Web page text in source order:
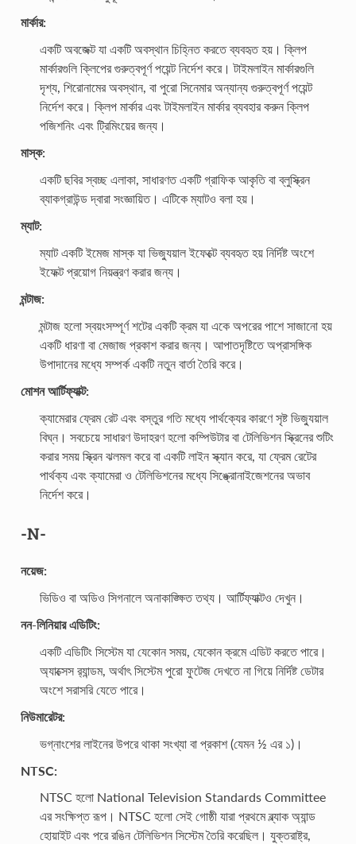
মার্কার:
একটি অবজেক্ট যা একটি অবস্থান চিহ্নিত করতে ব্যবহৃত হয়। ক্লিপ
মার্কারগুলি ক্লিপের গুরুত্বপূর্ণ পয়েন্ট নির্দেশ করে। টাইমলাইন মার্কারগুলি
দৃশ্য, শিরোনামের অবস্থান, বা পুরো সিনেমার অন্যান্য গুরুত্বপূর্ণ পয়েন্ট
নির্দেশ করে। ক্লিপ মার্কার এবং টাইমলাইন মার্কার ব্যবহার করুন ক্লিপ
পজিশনিং এবং ট্রিমিংয়ের জন্য।
মাস্ক:
একটি ছবির স্বচ্ছ এলাকা, সাধারণত একটি গ্রাফিক আকৃতি বা ব্লুস্ক্রিন
ব্যাকগ্রাউন্ড দ্বারা সংজ্ঞায়িত। এটিকে ম্যাটও বলা হয়।
ম্যাট:
ম্যাট একটি ইমেজ মাস্ক যা ভিজ্যুয়াল ইফেক্টে ব্যবহৃত হয় নির্দিষ্ট অংশে
ইফেক্ট প্রয়োগ নিয়ন্ত্রণ করার জন্য।
মন্টাজ:
মন্টাজ হলো স্বয়ংসম্পূর্ণ শটের একটি ক্রম যা একে অপরের পাশে সাজানো হয়
একটি ধারণা বা মেজাজ প্রকাশ করার জন্য। আপাতদৃষ্টিতে অপ্রাসঙ্গিক
উপাদানের মধ্যে সম্পর্ক একটি নতুন বার্তা তৈরি করে।
মোশন আর্টিফ্যাক্ট:
ক্যামেরার ফ্রেম রেট এবং বস্তুর গতি মধ্যে পার্থক্যের কারণে সৃষ্ট ভিজ্যুয়াল
বিঘ্ন। সবচেয়ে সাধারণ উদাহরণ হলো কম্পিউটার বা টেলিভিশন স্ক্রিনের শুটিং
করার সময় স্ক্রিন ঝলমল করে বা একটি লাইন স্ক্যান করে, যা ফ্রেম রেটের
পার্থক্য এবং ক্যামেরা ও টেলিভিশনের মধ্যে সিঙ্ক্রোনাইজেশনের অভাব
নির্দেশ করে।
-N-
নয়েজ:
ভিডিও বা অডিও সিগনালে অনাকাঙ্ক্ষিত তথ্য। আর্টিফ্যাক্টও দেখুন।
নন-লিনিয়ার এডিটিং:
একটি এডিটিং সিস্টেম যা যেকোন সময়, যেকোন ক্রমে এডিট করতে পারে।
অ্যাক্সেস র‍্যান্ডম, অর্থাৎ সিস্টেম পুরো ফুটেজ দেখতে না গিয়ে নির্দিষ্ট ডেটার
অংশে সরাসরি যেতে পারে।
নিউমারেটর:
ভগ্নাংশের লাইনের উপরে থাকা সংখ্যা বা প্রকাশ (যেমন ½ এর ১)।
NTSC:
NTSC হলো National Television Standards Committee
এর সংক্ষিপ্ত রূপ। NTSC হলো সেই গোষ্ঠী যারা প্রথমে ব্ল্যাক অ্যান্ড
হোয়াইট এবং পরে রঙিন টেলিভিশন সিস্টেম তৈরি করেছিল। যুক্তরাষ্ট্র,